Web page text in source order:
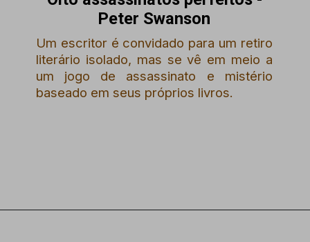
Um escritor é convidado para um retiro
literário isolado, mas se vê em meio a
um jogo de assassinato e mistério
baseado em seus próprios livros.
Peter Swanson